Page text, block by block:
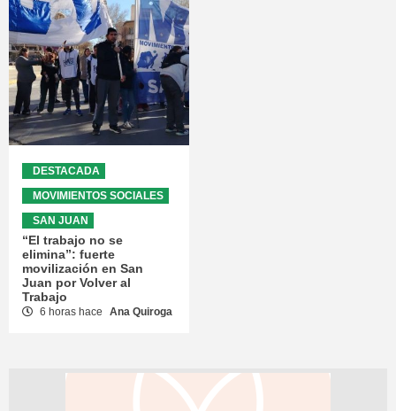
DESTACADA
MOVIMIENTOS SOCIALES
SAN JUAN
“El trabajo no se
elimina”: fuerte
movilización en San
Juan por Volver al
Trabajo
6 horas hace Ana Quiroga